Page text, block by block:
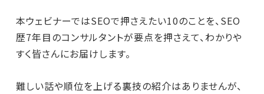
本ウェビナーではSEOで押さえたい10のことを、SEO
歴7年目のコンサルタントが要点を押さえて、わかりや
すく皆さんにお届けします。
難しい話や順位を上げる裏技の紹介はありませんが、